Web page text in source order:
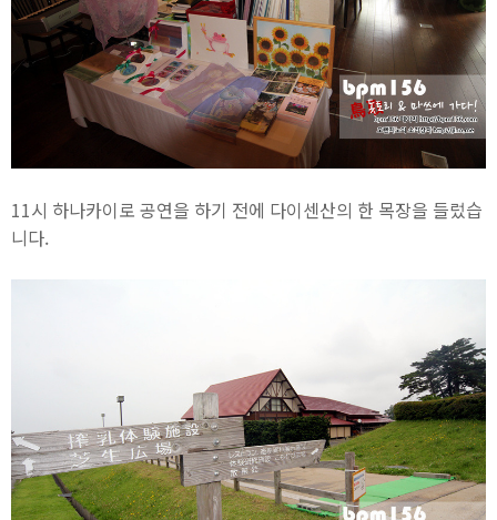
11시 하나카이로 공연을 하기 전에 다이센산의 한 목장을 들렀습
니다.